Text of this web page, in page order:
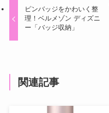
ピンバッジをかわいく整
理！ベルメゾン ディズニ
ー「バッジ収納」
関連記事